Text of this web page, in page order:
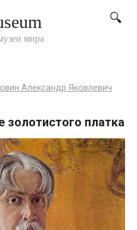
мира
Александр Яковлевич
золотистого платка